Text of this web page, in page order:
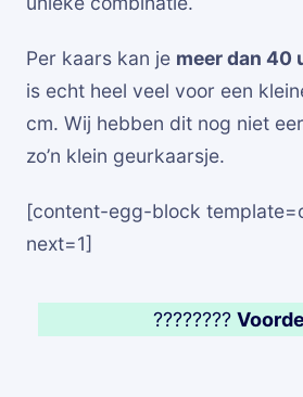
Per kaars kan je meer dan 40
is echt heel veel voor een
cm. Wij hebben dit nog niet
zo’n klein geurkaarsje.
[content-egg-block
next=1]
????????